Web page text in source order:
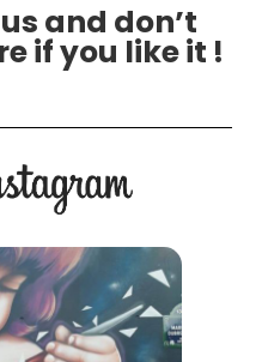
and don’t
if you like it !